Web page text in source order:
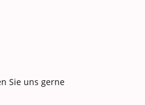
Sie uns gerne